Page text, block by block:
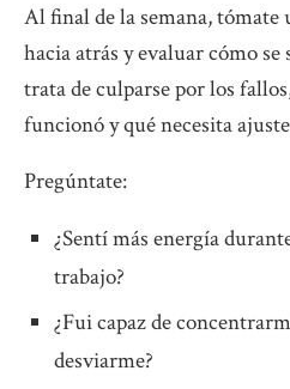
Al final de la semana,
hacia atrás y evaluar cómo
trata de culparse por los
funcionó y qué necesita
Pregúntate:
¿Sentí más energía
trabajo?
¿Fui capaz de
desviarme?